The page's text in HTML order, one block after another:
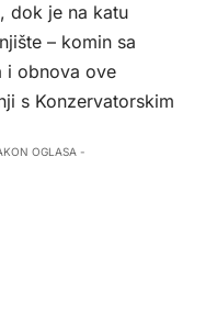
dok je na katu
– komin sa
i obnova ove
s Konzervatorskim
OGLASA -